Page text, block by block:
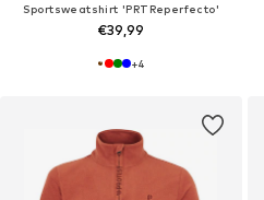
Sportsweatshirt 'PRTReperfecto'
€39,99
+4